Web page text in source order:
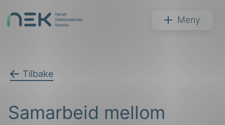
NEK Meny
Tilbake
Samarbeid mellom